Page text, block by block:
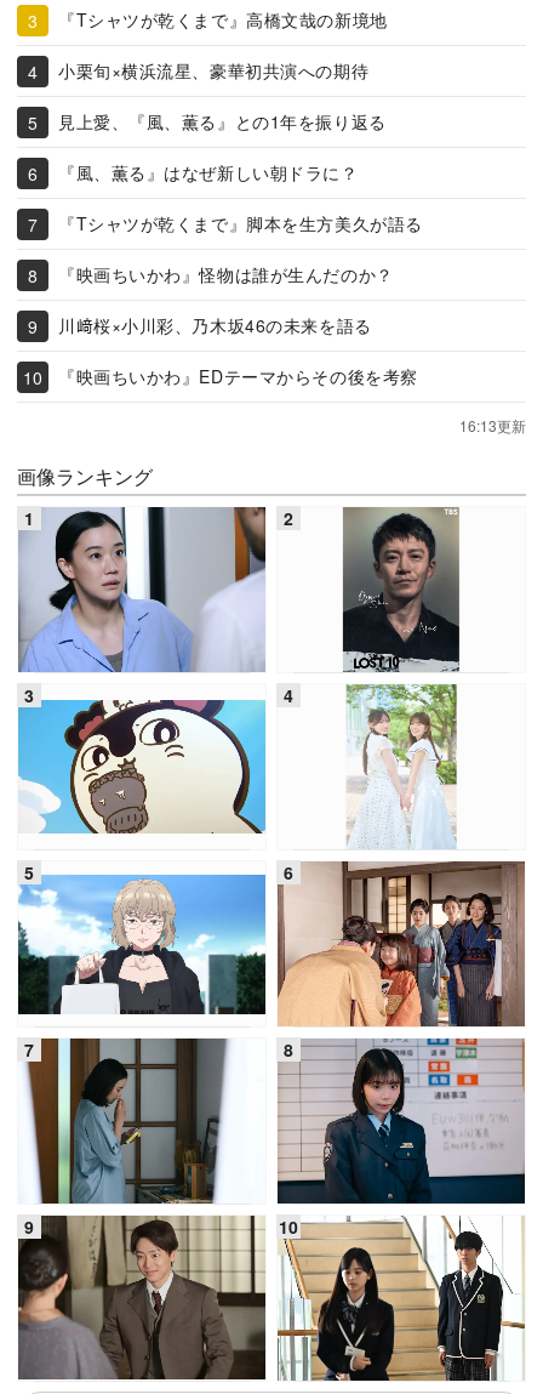
『Tシャツが乾くまで』高橋文哉の新境地
小栗旬×横浜流星、豪華初共演への期待
見上愛、『風、薫る』との1年を振り返る
『風、薫る』はなぜ新しい朝ドラに？
『Tシャツが乾くまで』脚本を生方美久が語る
『映画ちいかわ』怪物は誰が生んだのか？
川﨑桜×小川彩、乃木坂46の未来を語る
『映画ちいかわ』EDテーマからその後を考察
16:13更新
画像ランキング